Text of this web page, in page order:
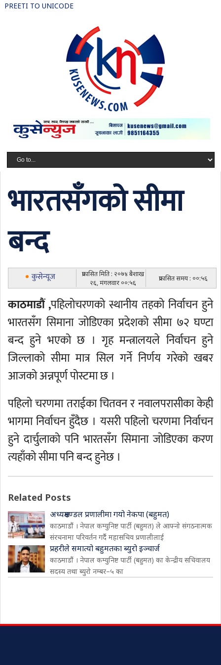
PREETI TO UNICODE
भारतसँगको सीमा
बन्द
कुसेन्यूज
प्रकासित मिति : २०७४ बैशाख
२६, मंगलवार ००:५६
प्रकासित समय : ००:५६
काठमाडौं ,पहिलोचरणको स्थानीय तहको निर्वाचन हुने
भारतसँग सिमाना जोडिएका प्रदेशको सीमा ७२ घण्टा
बन्द हुने भएको छ । गृह मन्त्रालयले निर्वाचन हुने
जिल्लाको सीमा मात्र सिल गर्ने निर्णय गरेको खबर
आजको अन्नपूर्ण पोस्टमा छ ।
पहिलो चरणमा तराईका चितवन र नवालपरासीका केही
भागमा निर्वाचन हुँदैछ । यसरी पहिलो चरणमा निर्वाचन
हुने दार्चुलाको पनि भारतसँग सिमाना जोडिएका करण
त्यहाँको सीमा पनि बन्द हुनेछ ।
Related Posts
अध्यक्षमण्डल प्रणालीमा गयो नेकपा (बहुमत)
काठमाडौं । नेपाल कम्युनिष्ट पार्टी (बहुमत) ले आफ्नो संगठनात्मक
संरचनामा परिवर्तन गर्दै महासचिव प्रणालीलाई
प्रहरीले समात्यो बहुमतका ब्युरो इञ्चार्ज
काठमाडौं । नेपाल कम्युनिष्ट पार्टी (बहुमत) का केन्द्रीय सचिवालय
सदस्य तथा ब्युरो नम्बर–५ का